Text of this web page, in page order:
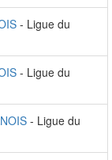
- Ligue du
- Ligue du
- Ligue du